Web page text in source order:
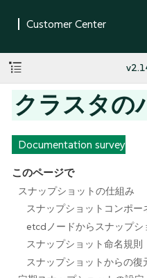
クラスタの
Documentation survey
このページで
スナップショットの仕組み
スナップショットコンポー
etcdノードからスナップシ
スナップショット命名規則
スナップショットからの復